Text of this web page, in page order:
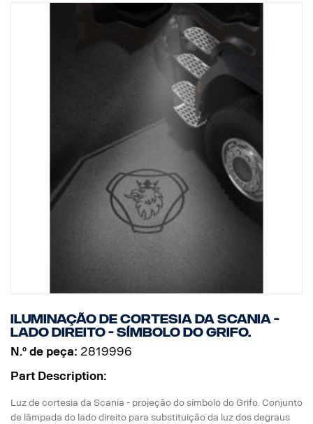
Iluminação de cortesia da Scania -
lado direito - símbolo do Grifo.
N.º de peça: 2819996
Part Description:
Luz de cortesia da Scania - projeção do símbolo do Grifo. Conjunto
de lâmpada do lado direito para substituição da luz dos degraus